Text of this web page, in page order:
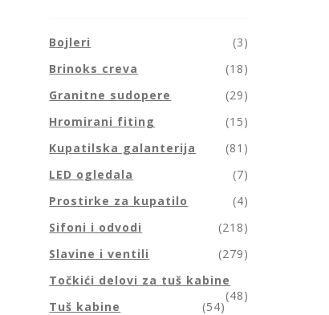
Bojleri
(3)
Brinoks creva
(18)
Granitne sudopere
(29)
Hromirani fiting
(15)
Kupatilska galanterija
(81)
LED ogledala
(7)
Prostirke za kupatilo
(4)
Sifoni i odvodi
(218)
Slavine i ventili
(279)
Točkići delovi za tuš kabine
(48)
Tuš kabine
(54)